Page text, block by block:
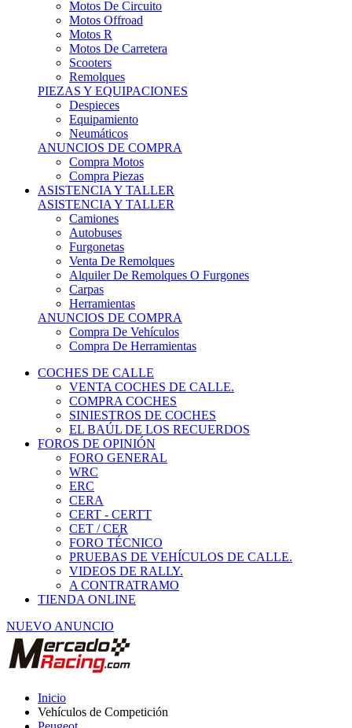
Motos R
Motos De Carretera
Scooters
Remolques
PIEZAS Y EQUIPACIONES
Despieces
Equipamiento
Neumáticos
ANUNCIOS DE COMPRA
Compra Motos
Compra Piezas
ASISTENCIA Y TALLER
ASISTENCIA Y TALLER
Camiones
Autobuses
Furgonetas
Venta De Remolques
Alquiler De Remolques O Furgones
Carpas
Herramientas
ANUNCIOS DE COMPRA
Compra De Vehículos
Compra De Herramientas
COCHES DE CALLE
VENTA COCHES DE CALLE.
COMPRA COCHES
SINIESTROS DE COCHES
EL BAÚL DE LOS RECUERDOS
FOROS DE OPINIÓN
FORO GENERAL
WRC
ERC
CERA
CERT - CERTT
CET / CER
FORO TÉCNICO
PRUEBAS DE VEHÍCULOS DE CALLE.
VIDEOS DE RALLY.
A CONTRATRAMO
TIENDA ONLINE
NUEVO ANUNCIO
Vehículos de Competición
Peugeot
Se alquila 206 desafio nacional para pruebas en galicia